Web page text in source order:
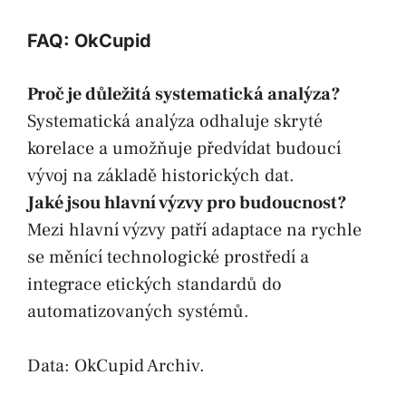
FAQ: OkCupid
Proč je důležitá systematická analýza?
Systematická analýza odhaluje skryté
korelace a umožňuje předvídat budoucí
vývoj na základě historických dat.
Jaké jsou hlavní výzvy pro budoucnost?
Mezi hlavní výzvy patří adaptace na rychle
se měnící technologické prostředí a
integrace etických standardů do
automatizovaných systémů.
Data: OkCupid Archiv.